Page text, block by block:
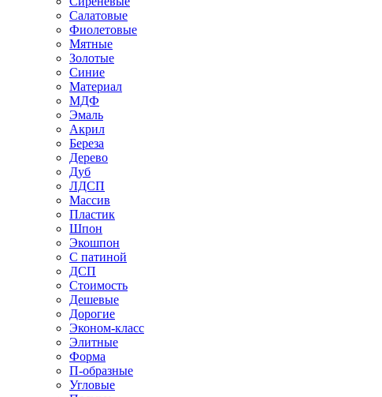
Салатовые
Фиолетовые
Мятные
Золотые
Синие
Материал
МДФ
Эмаль
Акрил
Береза
Дерево
Дуб
ЛДСП
Массив
Пластик
Шпон
Экошпон
С патиной
ДСП
Стоимость
Дешевые
Дорогие
Эконом-класс
Элитные
Форма
П-образные
Угловые